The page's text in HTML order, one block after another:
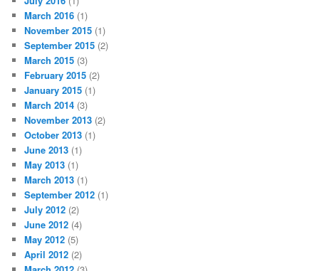
March 2016 (1)
November 2015 (1)
September 2015 (2)
March 2015 (3)
February 2015 (2)
January 2015 (1)
March 2014 (3)
November 2013 (2)
October 2013 (1)
June 2013 (1)
May 2013 (1)
March 2013 (1)
September 2012 (1)
July 2012 (2)
June 2012 (4)
May 2012 (5)
April 2012 (2)